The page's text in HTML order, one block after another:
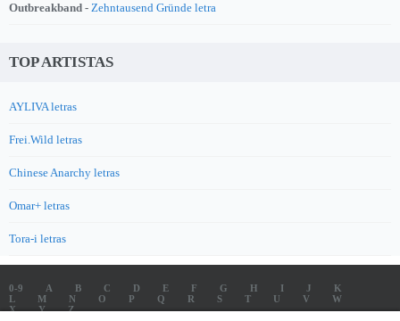
Outbreakband - Zehntausend Gründe letra
TOP ARTISTAS
AYLIVA letras
Frei.Wild letras
Chinese Anarchy letras
Omar+ letras
Tora-i letras
0-9 A B C D E F G H I J
K
L
M N O P Q R S T U V
W
X
Y Z